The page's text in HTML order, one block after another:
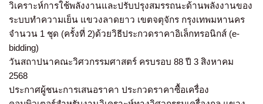
วิเคราะห์การใช้พลังงานและปรับปรุงสมรรถนะด้านพลังงานของ
ระบบทำความเย็น แขวงลาดยาว เขตจตุจักร กรุงเทพมหานคร
จำนวน 1 ชุด (ครั้งที่ 2)ด้วยวิธีประกวดราคาอิเล็กทรอนิกส์ (e-
bidding)
วันสถาปนาคณะวิศวกรรมศาสตร์ ครบรอบ 88 ปี 3 สิงหาคม
2568
ประกาศผู้ชนะการเสนอราคา ประกวดราคาซื้อเครื่อง